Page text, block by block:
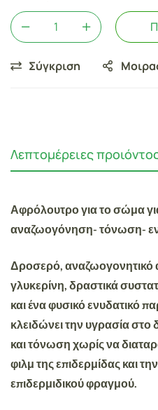
Σύγκριση
Λεπτομέρειες
Αφρόλουτρο για το σώμα
αναζωογόνηση- τόνωση-
Δροσερό, αναζωογονητικό
γλυκερίνη, δραστικά
και ένα φυσικό ενυδατικό
κλειδώνει την υγρασία
και τόνωση χωρίς να
φιλμ της επιδερμίδας και
επιδερμιδικού φραγμού.